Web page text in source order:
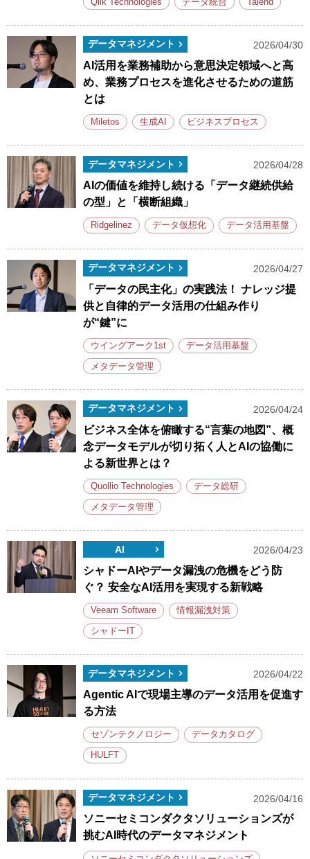
データマネジメント 2026/04/30
AI活用を業務補助から意思決定領域へと高
め、業務プロセスを進化させるための道筋
とは
Miletos 生成AI ビジネスプロセス
データマネジメント 2026/04/28
AIの価値を維持し続ける「データ継続供給
の型」と「横断組織」
Ridgelinez データ仮想化 データ活用基盤
データマネジメント 2026/04/27
「データの民主化」の実践法！ ナレッジ提
供と自律的データ活用の仕組み作り
が“鍵”に
ウイングアーク1st データ活用基盤
メタデータ管理
データマネジメント 2026/04/24
ビジネス全体を俯瞰する“言葉の地図”、概
念データモデルが切り拓く人とAIの協働に
よる新世界とは？
Quollio Technologies データ総研
メタデータ管理
AI 2026/04/23
シャドーAIやデータ漏洩の危機をどう防
ぐ？ 安全なAI活用を実現する新戦略
Veeam Software 情報漏洩対策
シャドーIT
データマネジメント 2026/04/22
Agentic AIで現場主導のデータ活用を促進す
る方法
セゾンテクノロジー データカタログ
HULFT
データマネジメント 2026/04/16
ソニーセミコンダクタソリューションズが
挑むAI時代のデータマネジメント